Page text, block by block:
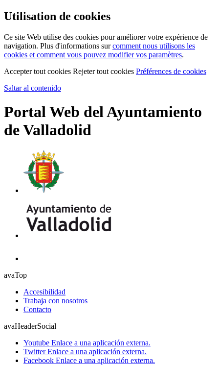
Utilisation de cookies
Ce site Web utilise des cookies pour améliorer votre expérience de
navigation. Plus d'informations surcomment nous utilisons les
cookies et comment vous pouvez modifier vos paramètres.
Accepter tout cookies Rejeter tout cookies Préférences de cookies
Saltar al contenido
Portal Web del Ayuntamiento
de Valladolid
avaTop
Accesibilidad
Trabaja con nosotros
Contacto
avaHeaderSocial
Youtube Enlace a una aplicación externa.
TwitterEnlace a una aplicación externa.
Facebook Enlace a una aplicación externa.